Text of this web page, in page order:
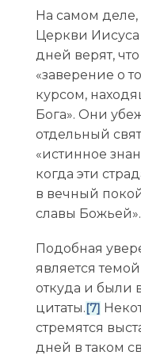
На самом
Церкви Иисуса
дней верят,
«заверение о
курсом,
Бога». Они
отдельный
«истинное
когда эти
в вечный
славы Божьей».
Подобная
является
откуда и были
цитаты.[7]
стремятся
дней в таком